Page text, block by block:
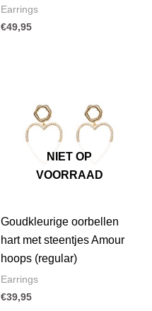
Earrings
€49,95
NIET OP
VOORRAAD
Goudkleurige oorbellen
hart met steentjes Amour
hoops (regular)
Earrings
€39,95